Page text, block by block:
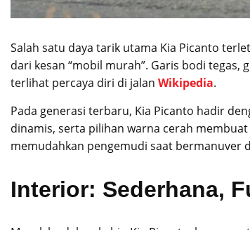
Salah satu daya tarik utama Kia Picanto
dari kesan “mobil murah”. Garis bodi tegas,
terlihat percaya diri di jalan Wikipedia.
Pada generasi terbaru, Kia Picanto hadir
dinamis, serta pilihan warna cerah
memudahkan pengemudi saat bermanuver
Interior: Sederhana,